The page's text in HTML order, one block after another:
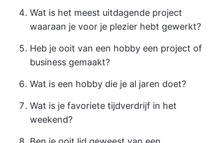
Wat is het meest uitdagende project
waaraan je voor je plezier hebt gewerkt?
Heb je ooit van een hobby een project of
business gemaakt?
Wat is een hobby die je al jaren doet?
Wat is je favoriete tijdverdrijf in het
weekend?